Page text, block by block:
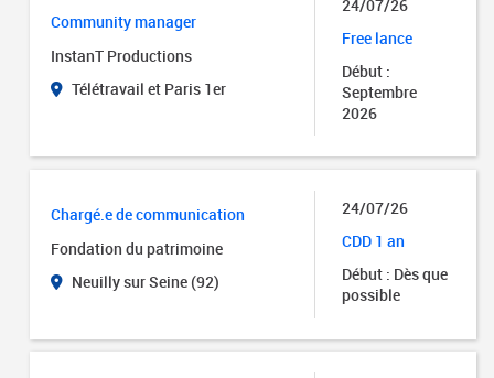
Community manager
InstanT Productions
Télétravail et Paris 1er
24/07/26
Free lance
Début :
Septembre
2026
Chargé.e de communication
Fondation du patrimoine
Neuilly sur Seine (92)
24/07/26
CDD 1 an
Début : Dès que
possible